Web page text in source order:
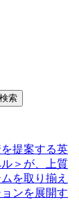
検索
提案する英
＞が、上質
を取り揃え
ンを展開す